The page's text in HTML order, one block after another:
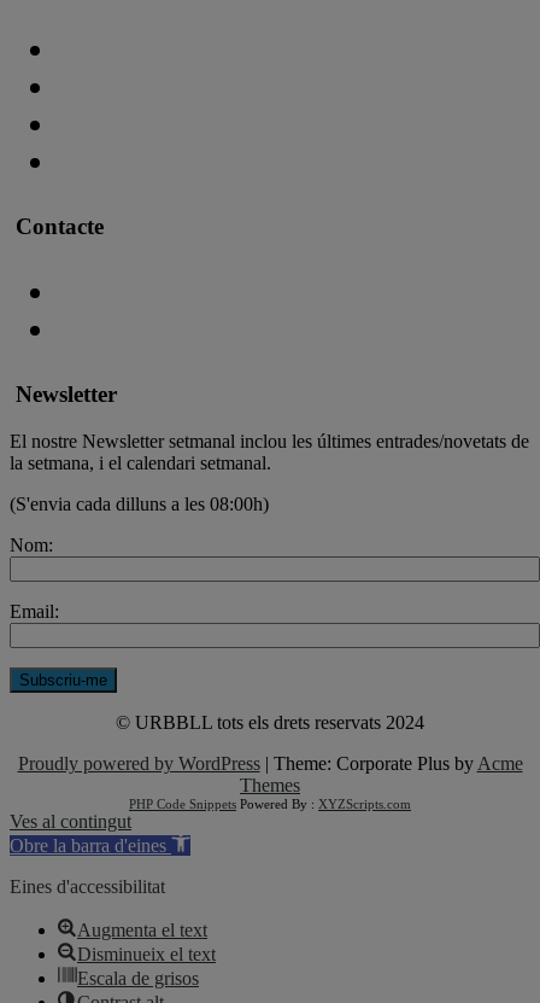
Contacte
Newsletter
El nostre Newsletter setmanal inclou les últimes entrades/novetats de
la setmana, i el calendari setmanal.
(S'envia cada dilluns a les 08:00h)
Nom:
Email:
© URBBLL tots els drets reservats 2024
Proudly powered by WordPress | Theme: Corporate Plus by Acme
Themes
PHP Code Snippets Powered By : XYZScripts.com
Ves al contingut
Obre la barra d'eines
Eines d'accessibilitat
Augmenta el text
Disminueix el text
Escala de grisos